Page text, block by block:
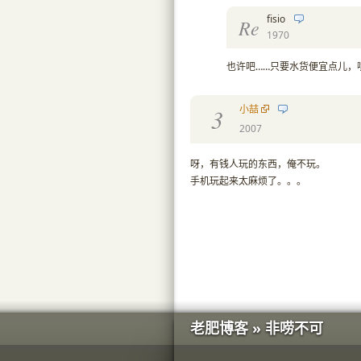
Re fisio
1970
也许吧……只要水货便宜点儿，
3
小喆
2007
呀，有钱人玩的东西，俺不玩。
手机玩起来太麻烦了。。。
老肥博客 » 非唠不可